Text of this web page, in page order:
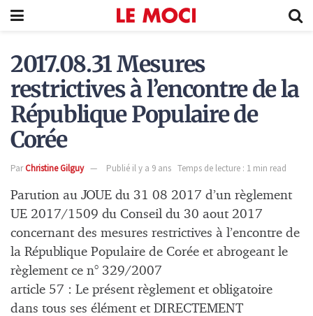
2017.08.31 Mesures
restrictives à l’encontre de la
République Populaire de
Corée
ParChristine Gilguy Publié il y a 9 ans Temps de lecture : 1 min read
Parution au JOUE du 31 08 2017 d’un règlement
UE 2017/1509 du Conseil du 30 aout 2017
concernant des mesures restrictives à l’encontre de
la République Populaire de Corée et abrogeant le
règlement ce n° 329/2007
article 57 : Le présent règlement et obligatoire
dans tous ses élément et DIRECTEMENT